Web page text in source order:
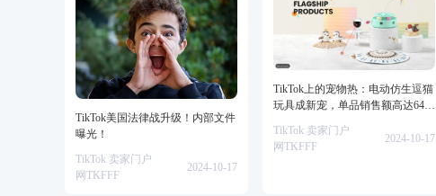
TikTok美国法律战升级！内部文件
曝光！
TikTok 卖家门户
网TKFFF
2024-10-17
TikTok上的宠物热：电动仿生逗猫
玩具成新宠，单品销售额高达64万
TikTok 卖家门户
网TKFFF
2024-10-17